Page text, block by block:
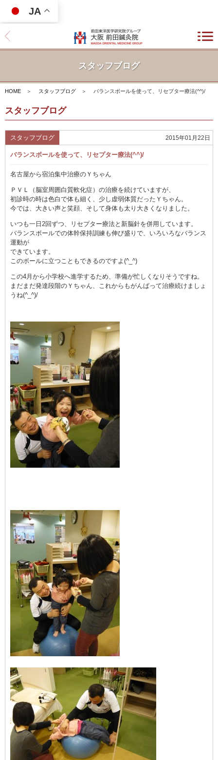
JA
スタッフブログ
HOME ＞ スタッフブログ ＞ バランスボールを使って、リセプター療法(^^)/
スタッフブログ
スタッフブログ 2015年01月22日
バランスボールを使って、リセプター療法(^^)/
名古屋から宿泊集中治療のＹちゃん
ＰＶＬ（脳室周囲白質軟化症）の治療を続けていますが、
初診時の時は色白で体も細く、少し虚弱体質だったＹちゃん。
今では、大きい声と笑顔、そして身体も太り大きくなりました。
いつも一日2回ずつ、リセプター療法と新脳針を併用しています。
バランスボールでの体幹保持訓練も伸び盛りで、いろいろなバランス
運動が
できています。
このボールに立つこともできるのですよ(^_^)
この4月から小学校へ進学するため、準備が忙しくなりそうですね。
まだまだ発達段階のＹちゃん、これからもがんばって治療続けましょ
うね(^_^)/